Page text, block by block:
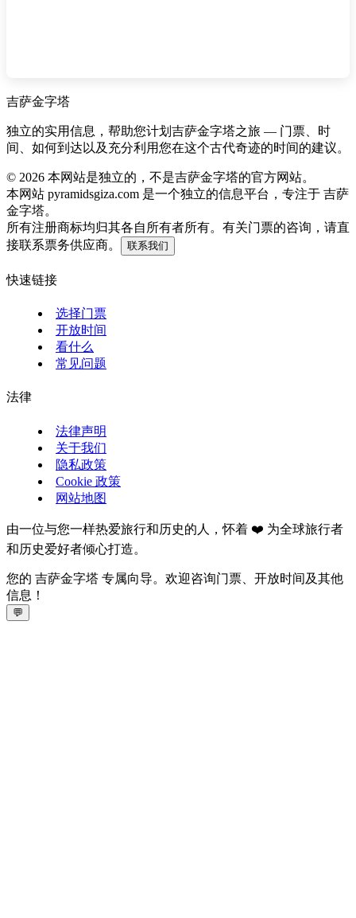
吉萨金字塔
独立的实用信息，帮助您计划吉萨金字塔之旅 — 门票、时
间、如何到达以及充分利用您在这个古代奇迹的时间的建议。
© 2026 本网站是独立的，不是吉萨金字塔的官方网站。
本网站 pyramidsgiza.com 是一个独立的信息平台，专注于 吉萨
金字塔。
所有注册商标均归其各自所有者所有。有关门票的咨询，请直
接联系票务供应商。
联系我们
快速链接
选择门票
开放时间
看什么
常见问题
法律
法律声明
关于我们
隐私政策
Cookie 政策
网站地图
由一位与您一样热爱旅行和历史的人，怀着 ❤️ 为全球旅行者
和历史爱好者倾心打造。
您的 吉萨金字塔 专属向导。欢迎咨询门票、开放时间及其他
信息！
💬